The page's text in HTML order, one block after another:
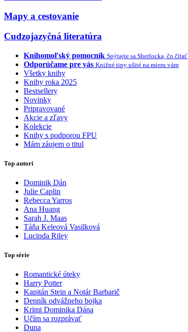
Mapy a cestovanie
Cudzojazyčná literatúra
Knihomoľský pomocník Spýtajte sa Sherlocka, čo čítať
Odporúčame pre vás Knižné tipy ušité na mieru vám
Všetky knihy
Knihy roka 2025
Bestsellery
Novinky
Pripravované
Akcie a zľavy
Kolekcie
Knihy s podporou FPU
Mám záujem o titul
Top autori
Dominik Dán
Julie Caplin
Rebecca Yarros
Ana Huang
Sarah J. Maas
Táňa Keleová Vasilková
Lucinda Riley
Top série
Romantické úteky
Harry Potter
Kapitán Stein a Notár Barbarič
Denník odvážneho bojka
Krimi Dominika Dána
Učím sa rozprávať
Duna